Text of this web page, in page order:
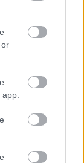
κόντρα
σύλλογοι